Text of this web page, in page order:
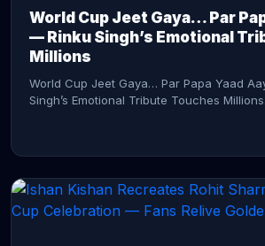
World Cup Jeet Gaya… Par
— Rinku Singh’s Emotional
Millions
World Cup Jeet Gaya… Par Papa Yaad
Singh’s Emotional Tribute Touches